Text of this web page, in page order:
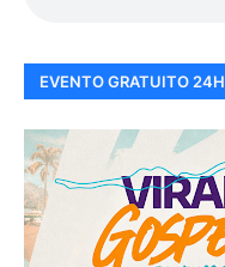
EVENTO GRATUITO 24H